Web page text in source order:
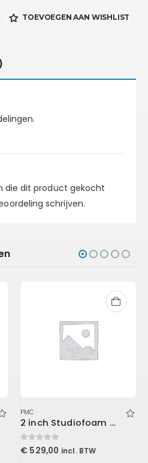
TOEVOEGEN AAN WISHLIST
die dit product gekocht
schrijven.
PMC
2 inch Studiofoam Wedge, 12-Pack 12-61x122cm panel, Burgundy
0out of 5
€ 529,00 incl. BTW